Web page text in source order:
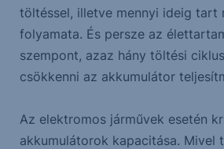
töltéssel, illetve mennyi ideig tart
folyamata. És persze az
szempont, azaz hány töltési
csökkenni az akkumulátor
Az elektromos járművek esetén
akkumulátorok kapacitása. Mivel